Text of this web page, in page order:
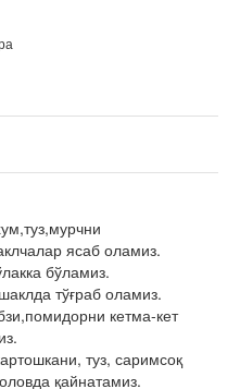
ясаб оламиз.
бўламиз.
тўғраб оламиз.
кетма-кет
туз, саримсоқ
қайнатамиз.